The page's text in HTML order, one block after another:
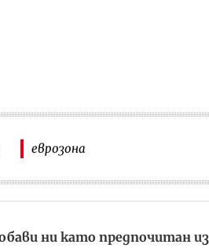
еврозона
ни като предпочитан